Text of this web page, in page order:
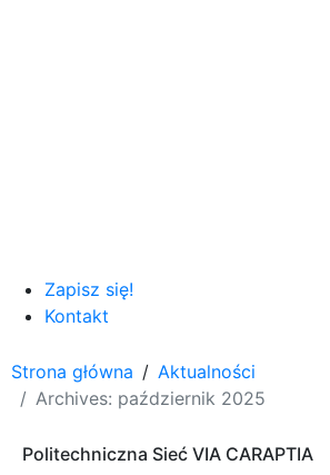
Zapisz się!
Kontakt
Strona główna
Aktualności
Archives: październik 2025
Politechniczna Sieć VIA CARAPTIA